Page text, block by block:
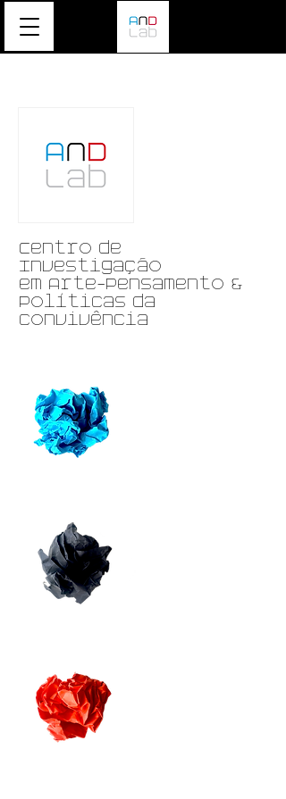
Centro de
Investigação
em Arte-Pensamento &
Políticas da
convivência